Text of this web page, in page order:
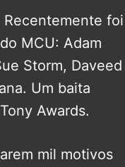
foi
MCU: Adam
Storm, Daveed
Um baita
Awards.
mil motivos